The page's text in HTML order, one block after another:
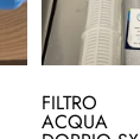
FILTRO
ACQUA